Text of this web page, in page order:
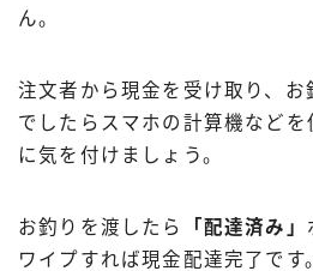
ん。
注文者から現金を受け取り、お
でしたらスマホの計算機などを
に気を付けましょう。
お釣りを渡したら 「配達済み」
ワイプすれば現金配達完了です